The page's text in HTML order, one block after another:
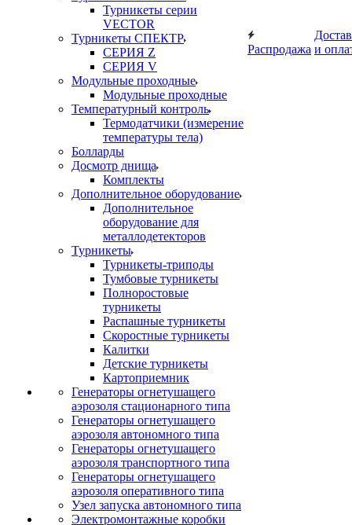
Турникеты серии
VECTOR
Турникеты СПЕКТР
СЕРИЯ Z
СЕРИЯ V
Модульные проходные
Модульные проходные
Температурный контроль
Термодатчики (измерение
температуры тела)
Болларды
Досмотр днища
Комплекты
Дополнительное оборудование
Дополнительное
оборудование для
металлодетекторов
Турникеты
Турникеты-триподы
Тумбовые турникеты
Полноростовые
турникеты
Распашные турникеты
Скоростные турникеты
Калитки
Детские турникеты
Картоприемник
Генераторы огнетушащего
аэрозоля стационарного типа
Генераторы огнетушащего
аэрозоля автономного типа
Генераторы огнетушащего
аэрозоля транспортного типа
Генераторы огнетушащего
аэрозоля оперативного типа
Узел запуска автономного типа
Электромонтажные коробки
Распродажа и